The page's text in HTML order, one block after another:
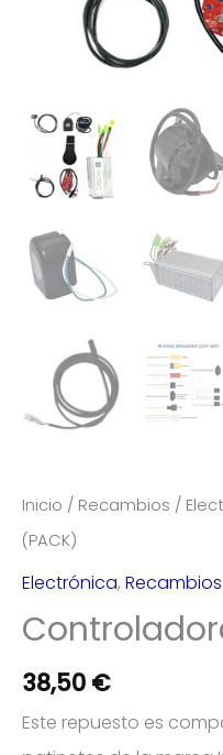
Inicio / Recambios /
(PACK)
Electrónica, Recambios
38,50 €
Este repuesto es